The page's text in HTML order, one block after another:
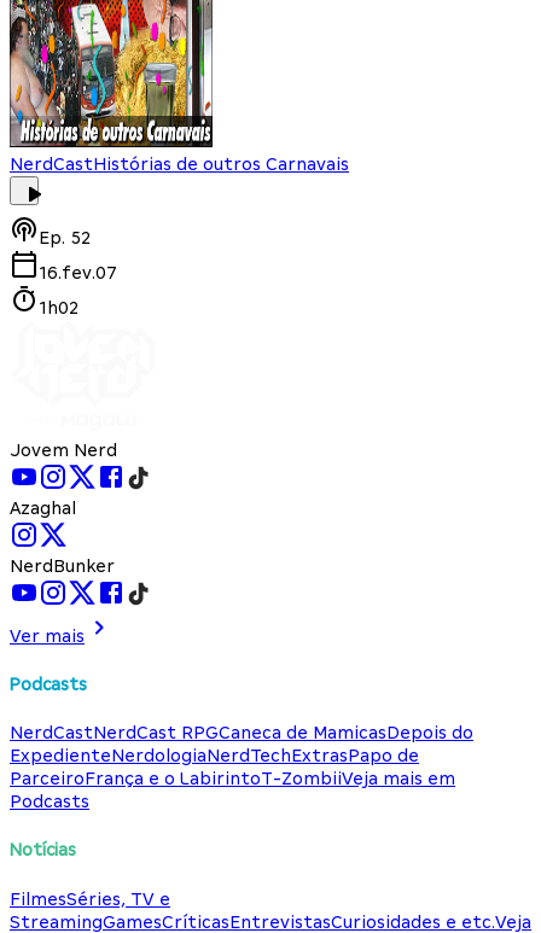
NerdCastHistórias de outros Carnavais
Ep. 52
16.fev.07
1h02
Jovem Nerd
Azaghal
NerdBunker
Ver mais
Podcasts
NerdCastNerdCast RPGCaneca de MamicasDepois do
ExpedienteNerdologiaNerdTechExtrasPapo de
ParceiroFrança e o LabirintoT-ZombiiVeja mais em
Podcasts
Notícias
FilmesSéries, TV e
StreamingGamesCríticasEntrevistasCuriosidades e etc.Veja